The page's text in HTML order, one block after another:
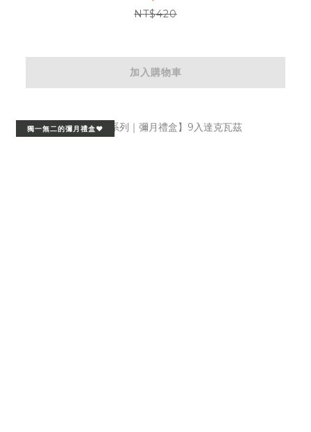
NT$420
加入購物車
獨一無二的彌月禮盒❤️